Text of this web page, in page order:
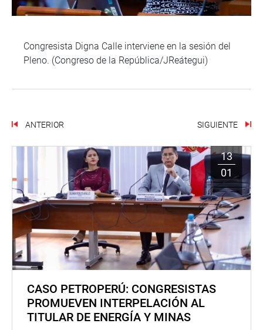
Congresista Digna Calle interviene en la sesión del
Pleno. (Congreso de la República/JReátegui)
ANTERIOR SIGUIENTE
13
01
CASO PETROPERÚ: CONGRESISTAS
PROMUEVEN INTERPELACIÓN AL
TITULAR DE ENERGÍA Y MINAS